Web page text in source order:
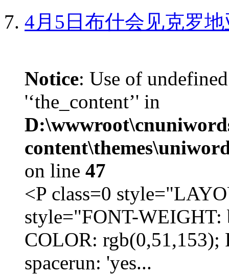
4月5日布什会见克罗
Notice: Use of
'‘the_content’' in
on line 47
<P class=0
style="FONT-
COLOR:
spacerun: 'yes...